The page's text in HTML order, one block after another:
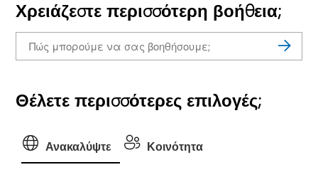
Χρειάζεστε περισσότερη βοήθεια;
Θέλετε περισσότερες επιλογές;
Ανακαλύψτε Κοινότητα